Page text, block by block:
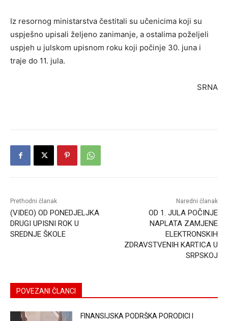
Iz resornog ministarstva čestitali su učenicima koji su
uspješno upisali željeno zanimanje, a ostalima poželjeli
uspjeh u julskom upisnom roku koji počinje 30. juna i
traje do 11. jula.
SRNA
Prethodni članak
(VIDEO) OD PONEDJELJKA
DRUGI UPISNI ROK U
SREDNJE ŠKOLE
Naredni članak
OD 1. JULA POČINJE
NAPLATA ZAMJENE
ELEKTRONSKIH
ZDRAVSTVENIH KARTICA U
SRPSKOJ
POVEZANI ČLANCI
FINANSIJSKA PODRŠKA PORODICI I